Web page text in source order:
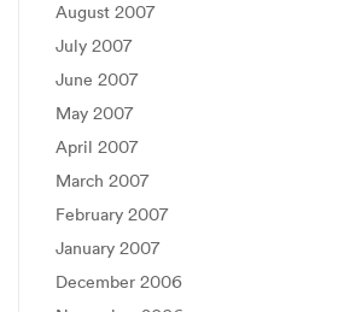
August 2007
July 2007
June 2007
May 2007
April 2007
March 2007
February 2007
January 2007
December 2006